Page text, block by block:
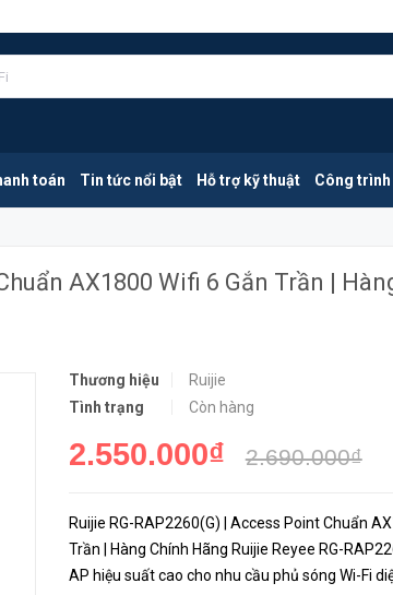
toán Tin tức nổi bật Hỗ trợ kỹ thuật Công trình
AX1800 Wifi 6 Gắn Trần |
Thương hiệu
Ruijie
Tình trạng
Còn hàng
2.550.000₫ 2.690.000₫
Ruijie RG-RAP2260(G) | Access Point Chuẩn
Trần | Hàng Chính Hãng Ruijie Reyee RG-RAP2260(G) là Wi-Fi 6
AP hiệu suất cao cho nhu cầu phủ sóng Wi-Fi